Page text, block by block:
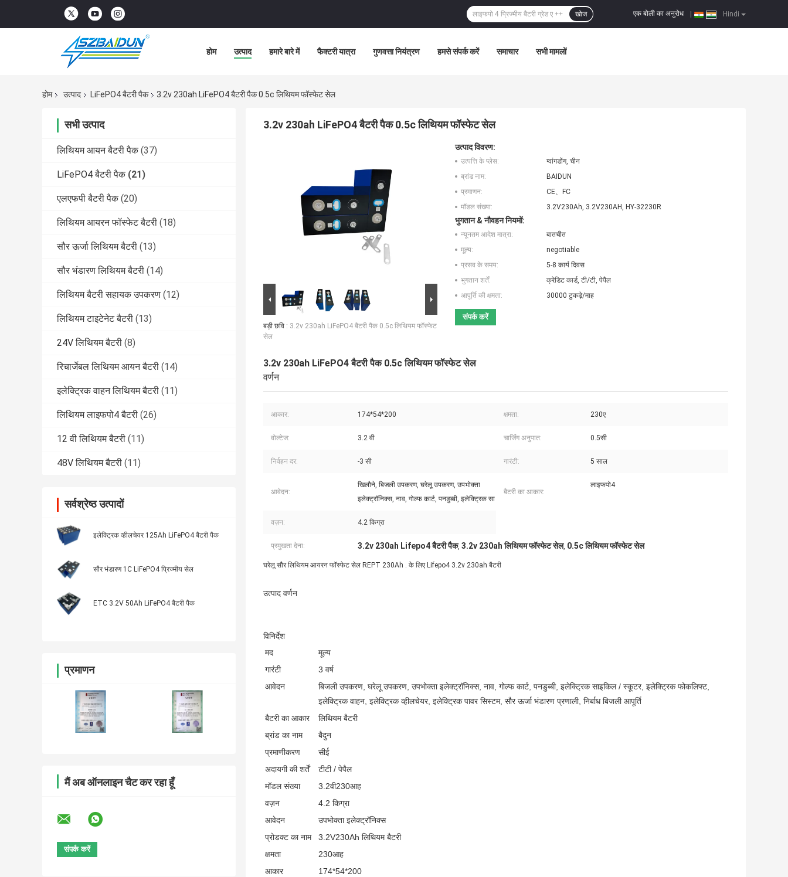
Hindi
एक बोली का अनुरोध
खोज
होम उत्पाद हमारे बारे में फैक्टरी यात्रा गुणवत्ता नियंत्रण हमसे संपर्क करें समाचार सभी मामलों
होम उत्पाद LiFePO4 बैटरी पैक 3.2v 230ah LiFePO4 बैटरी पैक 0.5c लिथियम फॉस्फेट सेल
सभी उत्पाद
लिथियम आयन बैटरी पैक (37)
LiFePO4 बैटरी पैक (21)
एलएफपी बैटरी पैक (20)
लिथियम आयरन फॉस्फेट बैटरी (18)
सौर ऊर्जा लिथियम बैटरी (13)
सौर भंडारण लिथियम बैटरी (14)
लिथियम बैटरी सहायक उपकरण (12)
लिथियम टाइटेनेट बैटरी (13)
24V लिथियम बैटरी (8)
रिचार्जेबल लिथियम आयन बैटरी (14)
इलेक्ट्रिक वाहन लिथियम बैटरी (11)
लिथियम लाइफपो4 बैटरी (26)
12 वी लिथियम बैटरी (11)
48V लिथियम बैटरी (11)
सर्वश्रेष्ठ उत्पादों
इलेक्ट्रिक व्हीलचेयर 125Ah LiFePO4 बैटरी पैक
सौर भंडारण 1C LiFePO4 प्रिज्मीय सेल
ETC 3.2V 50Ah LiFePO4 बैटरी पैक
प्रमाणन
मैं अब ऑनलाइन चैट कर रहा हूँ
3.2v 230ah LiFePO4 बैटरी पैक 0.5c लिथियम फॉस्फेट सेल
बड़ी छवि : 3.2v 230ah LiFePO4 बैटरी पैक 0.5c लिथियम फॉस्फेट
सेल
उत्पाद विवरण:
उत्पत्ति के प्लेस:
ग्वांगडोंग, चीन
ब्रांड नाम:
BAIDUN
प्रमाणन:
CE、FC
मॉडल संख्या:
3.2V230Ah, 3.2V230AH, HY-32230R
भुगतान & नौवहन नियमों:
न्यूनतम आदेश मात्रा:
बातचीत
मूल्य:
negotiable
प्रसव के समय:
5-8 कार्य दिवस
भुगतान शर्तें:
क्रेडिट कार्ड, टी/टी, पेपैल
आपूर्ति की क्षमता:
30000 टुकड़े/माह
संपर्क करें
3.2v 230ah LiFePO4 बैटरी पैक 0.5c लिथियम फॉस्फेट सेल
वर्णन
आकार: 174*54*200 क्षमता: 230ए
वोल्टेज: 3.2 वी चार्जिंग अनुपात: 0.5सी
निर्वहन दर: -3 सी गारंटी: 5 साल
आवेदन:
खिलौने, बिजली उपकरण, घरेलू उपकरण, उपभोक्ता
इलेक्ट्रॉनिक्स, नाव, गोल्फ कार्ट, पनडुब्बी, इलेक्ट्रिक सा
बैटरी का आकार:
लाइफपो4
वज़न: 4.2 किग्रा
प्रमुखता देना: 3.2v 230ah Lifepo4 बैटरी पैक, 3.2v 230ah लिथियम फॉस्फेट सेल, 0.5c लिथियम फॉस्फेट सेल
घरेलू सौर लिथियम आयरन फॉस्फेट सेल REPT 230Ah . के लिए Lifepo4 3.2v 230ah बैटरी
उत्पाद वर्णन
विनिर्देश
मद
मूल्य
गारंटी
3 वर्ष
आवेदन
बिजली उपकरण, घरेलू उपकरण, उपभोक्ता इलेक्ट्रॉनिक्स, नाव, गोल्फ कार्ट, पनडुब्बी, इलेक्ट्रिक साइकिल / स्कूटर, इलेक्ट्रिक फोकलिफ्ट,
इलेक्ट्रिक वाहन, इलेक्ट्रिक व्हीलचेयर, इलेक्ट्रिक पावर सिस्टम, सौर ऊर्जा भंडारण प्रणाली, निर्बाध बिजली आपूर्ति
बैटरी का आकार
लिथियम बैटरी
ब्रांड का नाम
बैदुन
प्रमाणीकरण
सीई
अदायगी की शर्तें
टीटी / पेपैल
मॉडल संख्या
3.2वी230आह
वज़न
4.2 किग्रा
आवेदन
उपभोक्ता इलेक्ट्रॉनिक्स
प्रोडक्ट का नाम
3.2V230Ah लिथियम बैटरी
क्षमता
230आह
आकार
174*54*200